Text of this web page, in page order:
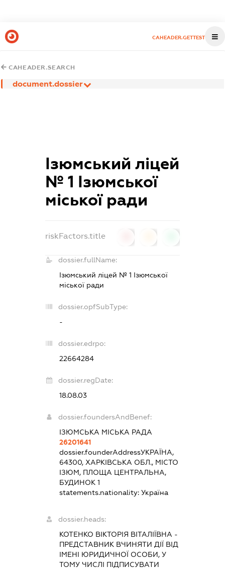
CAHEADER.GETTEST
CAHEADER.SEARCH
document.dossier
Ізюмський ліцей
№ 1 Ізюмської
міської ради
riskFactors.title
dossier.fullName:
Ізюмський ліцей № 1 Ізюмської
міської ради
dossier.opfSubType:
-
dossier.edrpo:
22664284
dossier.regDate:
18.08.03
dossier.foundersAndBenef:
ІЗЮМСЬКА МІСЬКА РАДА
26201641
dossier.founderAddressУКРАЇНА,
64300, ХАРКІВСЬКА ОБЛ., МІСТО
ІЗЮМ, ПЛОЩА ЦЕНТРАЛЬНА,
БУДИНОК 1
statements.nationality: Україна
dossier.heads:
КОТЕНКО ВІКТОРІЯ ВІТАЛІЇВНА -
ПРЕДСТАВНИК ВЧИНЯТИ ДІЇ ВІД
ІМЕНІ ЮРИДИЧНОЇ ОСОБИ, У
ТОМУ ЧИСЛІ ПІДПИСУВАТИ